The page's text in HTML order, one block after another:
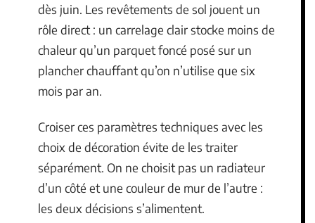
dès juin. Les revêtements de sol jouent un
rôle direct : un carrelage clair stocke moins de
chaleur qu’un parquet foncé posé sur un
plancher chauffant qu’on n’utilise que six
mois par an.
Croiser ces paramètres techniques avec les
choix de décoration évite de les traiter
séparément. On ne choisit pas un radiateur
d’un côté et une couleur de mur de l’autre :
les deux décisions s’alimentent.